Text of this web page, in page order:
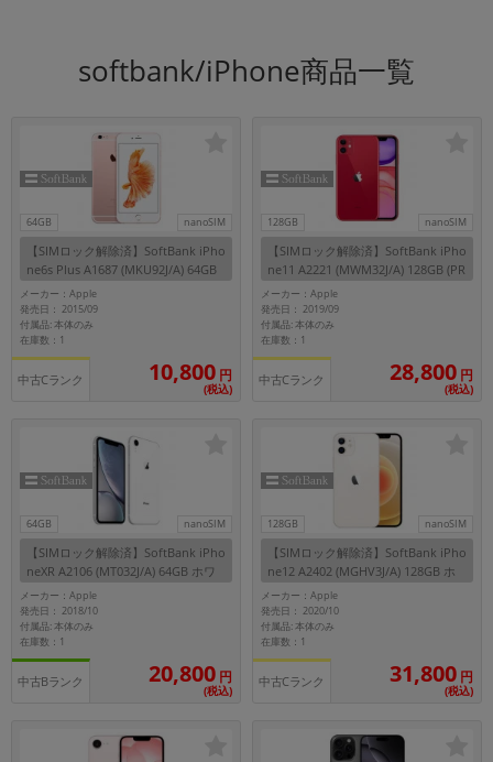
softbank/iPhone商品一覧
64GB nanoSIM
【SIMロック解除済】SoftBank iPho
ne6s Plus A1687 (MKU92J/A) 64GB
ローズゴールド
メーカー：Apple
発売日： 2015/09
付属品: 本体のみ
在庫数：1
中古Cランク 10,800 円
(税込)
128GB nanoSIM
【SIMロック解除済】SoftBank iPho
ne11 A2221 (MWM32J/A) 128GB (PR
ODUCT)RED
メーカー：Apple
発売日： 2019/09
付属品: 本体のみ
在庫数：1
中古Cランク 28,800 円
(税込)
64GB nanoSIM
【SIMロック解除済】SoftBank iPho
neXR A2106 (MT032J/A) 64GB ホワ
イト
メーカー：Apple
発売日： 2018/10
付属品: 本体のみ
在庫数：1
中古Bランク 20,800 円
(税込)
128GB nanoSIM
【SIMロック解除済】SoftBank iPho
ne12 A2402 (MGHV3J/A) 128GB ホ
ワイト
メーカー：Apple
発売日： 2020/10
付属品: 本体のみ
在庫数：1
中古Cランク 31,800 円
(税込)